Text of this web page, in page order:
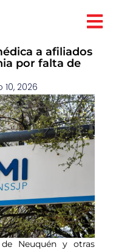
a afiliados
por falta de
2026
Neuquén y otras